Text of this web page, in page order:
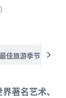
最佳旅游季节
著名艺术、